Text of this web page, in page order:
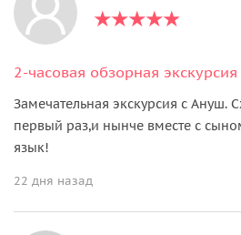
2-часовая обзорная
Замечательная экскурсия с Ануш.
первый раз,и нынче вместе с
язык!
22 дня назад